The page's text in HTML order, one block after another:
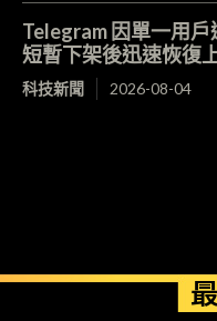
Telegram 因單一用
短暫下架後迅速恢復
科技新聞 2026-08-04